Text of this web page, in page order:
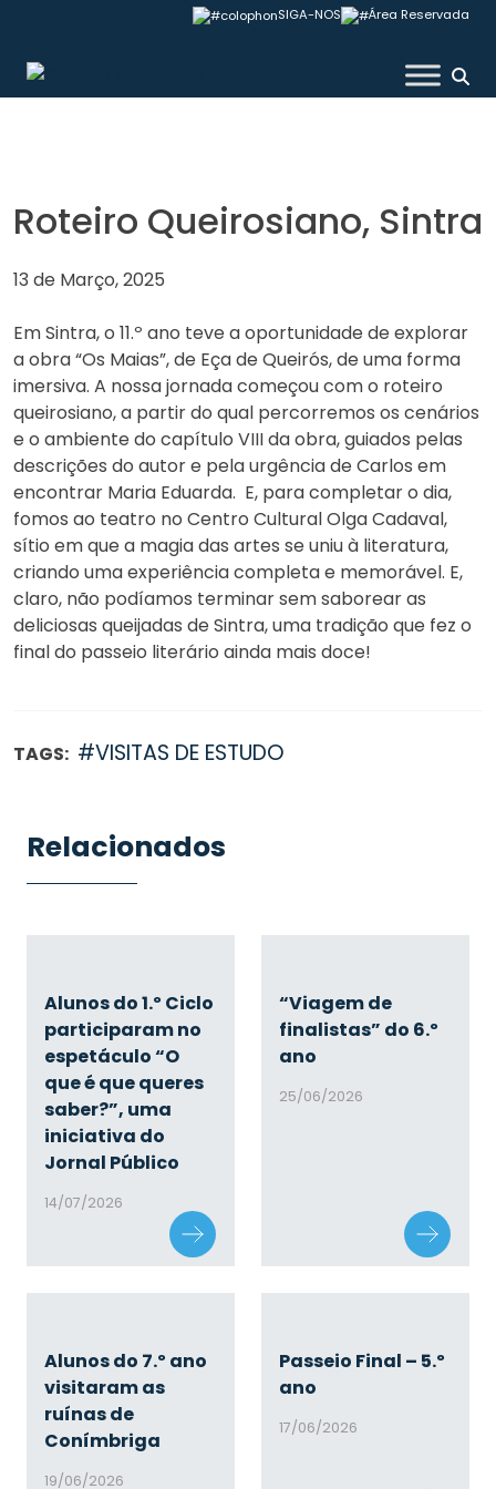
content
SIGA-NOS Área Reservada
Colégio Valsassina
Roteiro Queirosiano, Sintra
13 de Março, 2025
Em Sintra, o 11.º ano teve a oportunidade de explorar
a obra “Os Maias”, de Eça de Queirós, de uma forma
imersiva. A nossa jornada começou com o roteiro
queirosiano, a partir do qual percorremos os cenários
e o ambiente do capítulo VIII da obra, guiados pelas
descrições do autor e pela urgência de Carlos em
encontrar Maria Eduarda. E, para completar o dia,
fomos ao teatro no Centro Cultural Olga Cadaval,
sítio em que a magia das artes se uniu à literatura,
criando uma experiência completa e memorável. E,
claro, não podíamos terminar sem saborear as
deliciosas queijadas de Sintra, uma tradição que fez o
final do passeio literário ainda mais doce!
TAGS: #VISITAS DE ESTUDO
Relacionados
Alunos do 1.º Ciclo
participaram no
espetáculo “O
que é que queres
saber?”, uma
iniciativa do
Jornal Público
14/07/2026
“Viagem de
finalistas” do 6.º
ano
25/06/2026
Alunos do 7.º ano
visitaram as
ruínas de
Conímbriga
19/06/2026
Passeio Final – 5.º
ano
17/06/2026